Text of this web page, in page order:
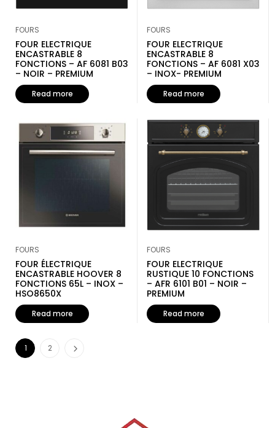
FOURS
FOUR ELECTRIQUE
ENCASTRABLE 8
FONCTIONS – AF 6081 B03
– NOIR – PREMIUM
Read more
FOURS
FOUR ELECTRIQUE
ENCASTRABLE 8
FONCTIONS – AF 6081 X03
– INOX- PREMIUM
Read more
FOURS
FOUR ÉLECTRIQUE
ENCASTRABLE HOOVER 8
FONCTIONS 65L – INOX –
HSO8650X
Read more
FOURS
FOUR ELECTRIQUE
RUSTIQUE 10 FONCTIONS
– AFR 6101 B01 – NOIR –
PREMIUM
Read more
1 2